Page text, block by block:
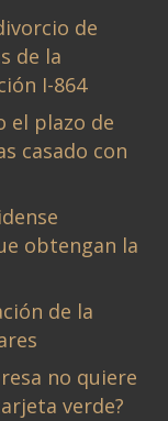
de
de la
I-864
el plazo de
casado con
obtengan la
de la
no quiere
verde?